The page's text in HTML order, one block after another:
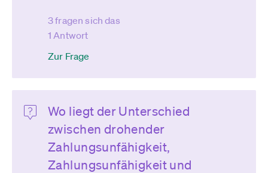
3 fragen sich das
1 Antwort
Zur Frage
Wo liegt der Unterschied
zwischen drohender
Zahlungsunfähigkeit,
Zahlungsunfähigkeit und